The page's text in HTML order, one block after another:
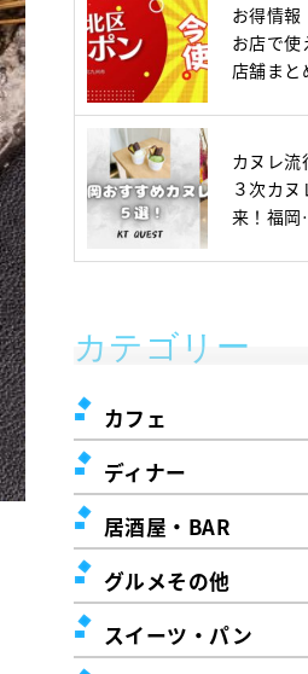
お得情報
お店で使
店舗まと
カヌレ流
３次カヌ
来！福
カテゴリー
カフェ
ディナー
居酒屋・BAR
グルメその他
スイーツ・パン